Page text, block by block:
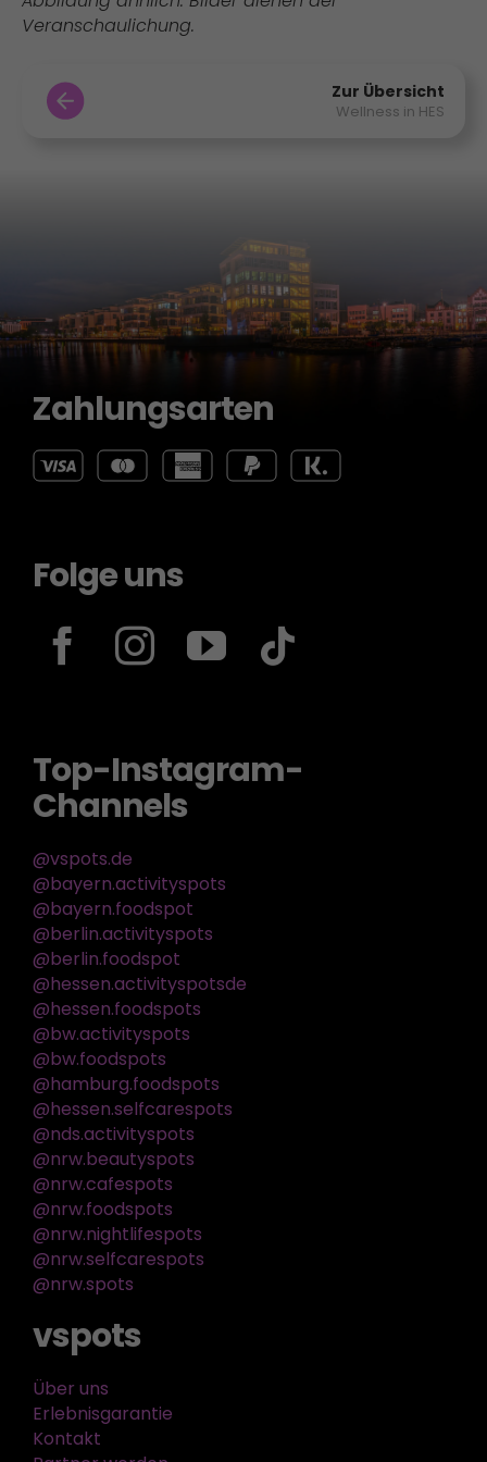
Veranschaulichung.
Zur Übersicht
Wellness in HES
Zahlungsarten
Folge uns
Top-Instagram-
Channels
@vspots.de
@bayern.activityspots
@bayern.foodspot
@berlin.activityspots
@berlin.foodspot
@hessen.activityspotsde
@hessen.foodspots
@bw.activityspots
@bw.foodspots
@hamburg.foodspots
@hessen.selfcarespots
@nds.activityspots
@nrw.beautyspots
@nrw.cafespots
@nrw.foodspots
@nrw.nightlifespots
@nrw.selfcarespots
@nrw.spots
vspots
Über uns
Erlebnisgarantie
Kontakt